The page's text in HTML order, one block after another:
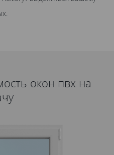
окон пвх на